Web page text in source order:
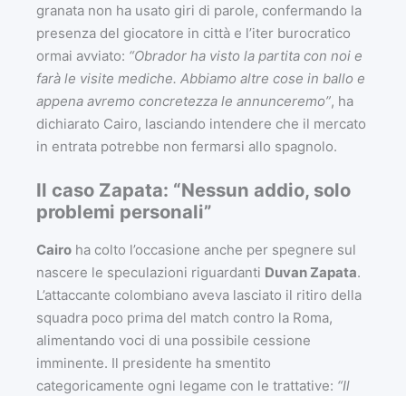
granata non ha usato giri di parole, confermando la
presenza del giocatore in città e l’iter burocratico
ormai avviato: “Obrador ha visto la partita con noi e
farà le visite mediche. Abbiamo altre cose in ballo e
appena avremo concretezza le annunceremo”, ha
dichiarato Cairo, lasciando intendere che il mercato
in entrata potrebbe non fermarsi allo spagnolo.
Il caso Zapata: “Nessun addio, solo
problemi personali”
Cairo ha colto l’occasione anche per spegnere sul
nascere le speculazioni riguardanti Duvan Zapata.
L’attaccante colombiano aveva lasciato il ritiro della
squadra poco prima del match contro la Roma,
alimentando voci di una possibile cessione
imminente. Il presidente ha smentito
categoricamente ogni legame con le trattative: “Il